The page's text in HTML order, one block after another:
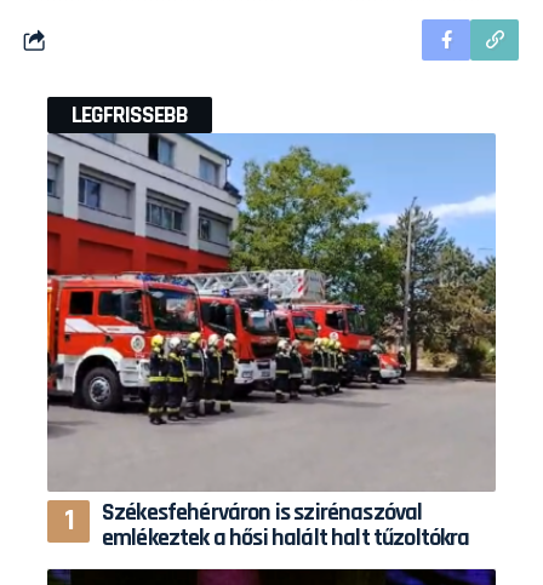
LEGFRISSEBB
Székesfehérváron is szirénaszóval
emlékeztek a hősi halált halt tűzoltókra